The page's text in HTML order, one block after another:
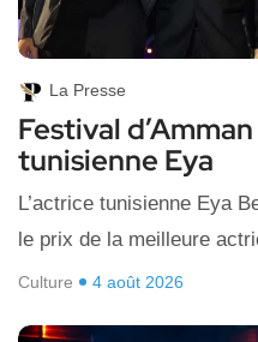
La Presse
Festival
tunisienne Eya
L’actrice tunisienne Eya
le prix de la meilleure
Culture 4 août 2026